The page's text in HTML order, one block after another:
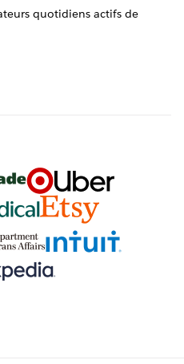
quotidiens actifs de